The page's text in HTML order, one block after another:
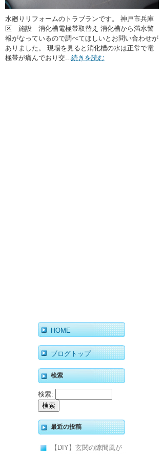
水廻りリフォームのトラブランです。 神戸市兵庫
区 施設 消化槽電極帯取替え 消化槽から満水警
報がなっているので調べてほしいとお問い合わせが
ありました。 現場を見ると消化槽の水は正常で電
極帯が痛んでおり交... 続きを読む
HOME
ブログトップ
検索
検索:
最近の投稿
【DIY】玄関の隙間風が